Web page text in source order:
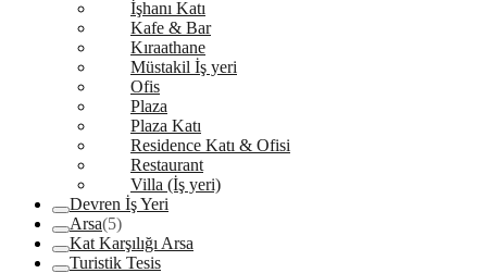
İşhanı Katı
Kafe & Bar
Kıraathane
Müstakil İş yeri
Ofis
Plaza
Plaza Katı
Residence Katı & Ofisi
Restaurant
Villa (İş yeri)
Devren İş Yeri
Arsa(5)
Kat Karşılığı Arsa
Turistik Tesis